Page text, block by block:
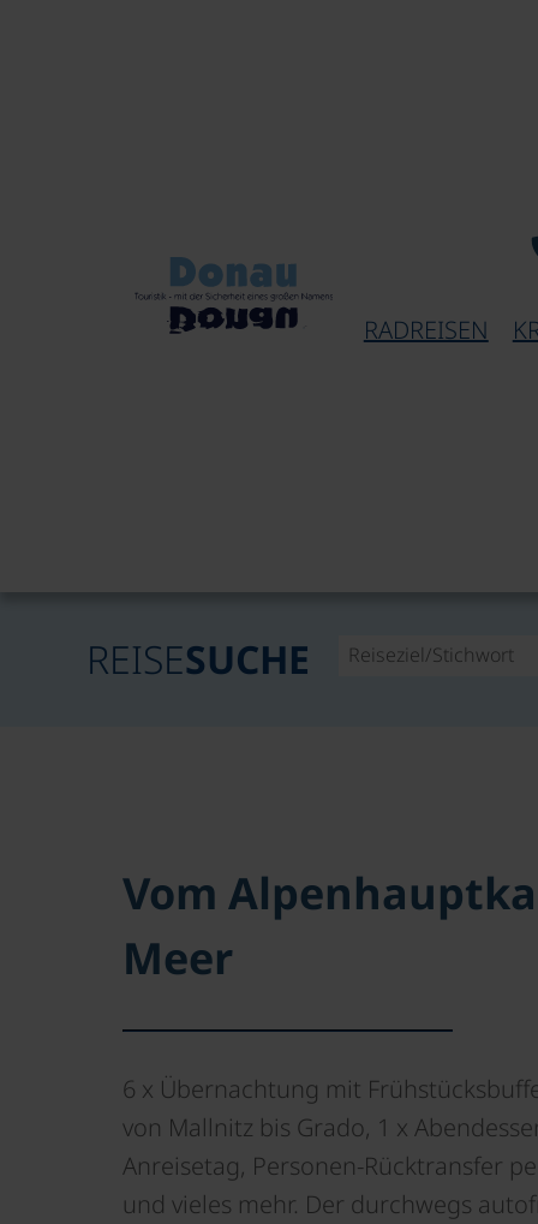
RADREISEN
REISESUCHE
Vom
Meer
6 x Übernachtung mit
von Mallnitz bis Grado, 1 x
Anreisetag, Personen-Rücktransfer
und vieles mehr. Der durchwegs